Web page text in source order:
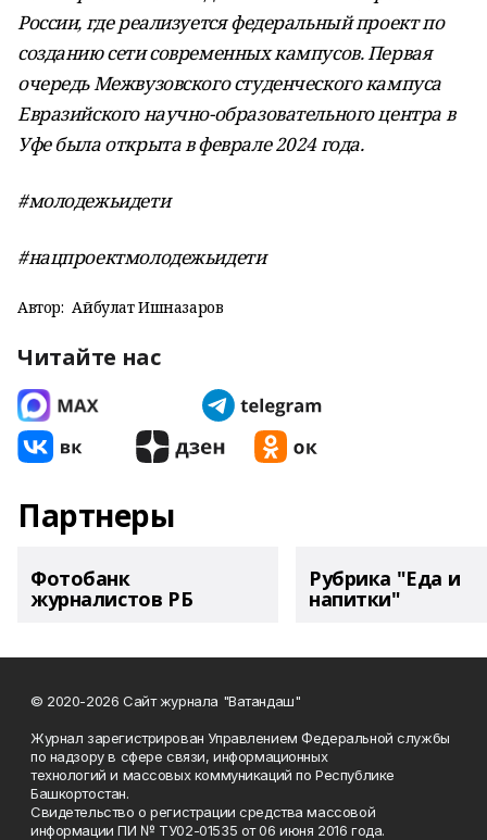
России, где реализуется федеральный проект по
созданию сети современных кампусов. Первая
очередь Межвузовского студенческого кампуса
Евразийского научно-образовательного центра в
Уфе была открыта в феврале 2024 года.
#молодежьидети
#нацпроектмолодежьидети
Автор: Айбулат Ишназаров
Читайте нас
Партнеры
Фотобанк
журналистов РБ
Рубрика "Еда и
напитки"
© 2020-2026 Сайт журнала "Ватандаш"
Журнал зарегистрирован Управлением Федеральной службы
по надзору в сфере связи, информационных
технологий и массовых коммуникаций по Республике
Башкортостан.
Свидетельство о регистрации средства массовой
информации ПИ № ТУ02-01535 от 06 июня 2016 года.